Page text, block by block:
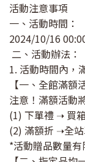
活動注意事項
一、活動時間：
2024/10/16
二、活動辦法：
1. 活動時間內，
【一、全館滿額
注意！滿額活動
(1) 下單禮 ➝ 買
(2) 滿額折 ➝全
*活動贈品數量有